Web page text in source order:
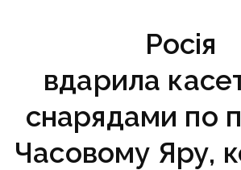
Росія
вдарила
снарядами по
Часовому Яру,